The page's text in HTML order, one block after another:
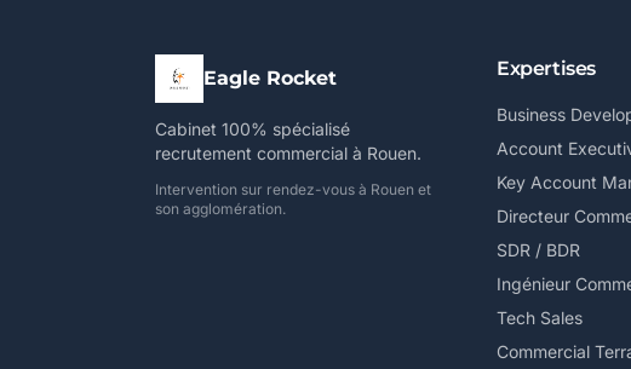
Eagle Rocket
Cabinet 100% spécialisé
recrutement commercial à Rouen.
Intervention sur rendez-vous à Rouen et
son agglomération.
Expertises
Business
Account
Key Account
Directeur
SDR / BDR
Ingénieur
Tech Sales
Commercial